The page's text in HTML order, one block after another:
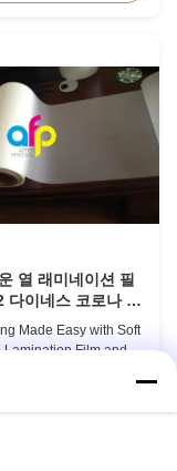
is the base film
extrusion coating
...
열 래미네이션 필
다이네스 코로나 치
하기가 쉽습니다.
Made Easy with Soft
Lamination Film and
Lamination Film is a
designed for